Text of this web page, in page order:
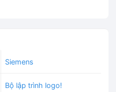
Siemens
Bộ lập trình logo!